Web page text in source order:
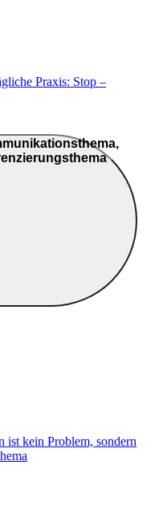
Praxis: Stop –
ist kein Problem, sondern